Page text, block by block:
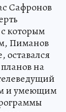
Сафронов
которым
Пиманов
оставался
на
и умеющим